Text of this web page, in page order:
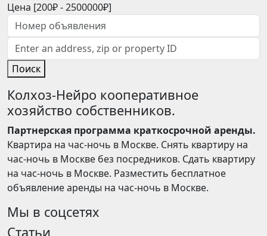
Цена [200₽-2500000₽]
Поиск
Колхоз-Нейро кооперативное
хозяйство собственников.
Партнерская программа краткосрочной аренды.
Квартира на час-ночь в Москве. Снять квартиру на
час-ночь в Москве без посредников. Сдать квартиру
на час-ночь в Москве. Разместить бесплатное
объявление аренды на час-ночь в Москве.
Мы в соцсетях
Статьи